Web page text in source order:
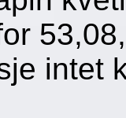
intet